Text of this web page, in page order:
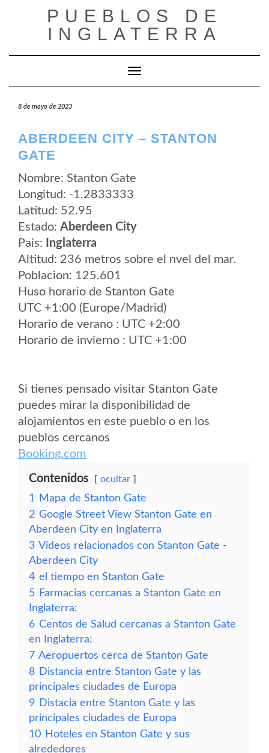
PUEBLOS DE
INGLATERRA
Cambiar modo de navegación
8 de mayo de 2023
ABERDEEN CITY – STANTON
GATE
Nombre: Stanton Gate
Longitud: -1.2833333
Latitud: 52.95
Estado: Aberdeen City
Pais:
Inglaterra
Altitud: 236 metros sobre el nvel del mar.
Poblacion: 125.601
Huso horario de Stanton Gate
UTC +1:00 (Europe/Madrid)
Horario de verano : UTC +2:00
Horario de invierno : UTC +1:00
Si tienes pensado visitar Stanton Gate
puedes mirar la disponibilidad de
alojamientos en este pueblo o en los
pueblos cercanos
Booking.com
Contenidos ocultar
1
Mapa de Stanton Gate
2 Google Street View Stanton Gate en
Aberdeen City en Inglaterra
3 Vídeos relacionados con Stanton Gate -
Aberdeen City
4 el tiempo en Stanton Gate
5 Farmacias cercanas a Stanton Gate en
Inglaterra:
6 Centos de Salud cercanas a Stanton Gate
en Inglaterra:
7 Aeropuertos cerca de Stanton Gate
8 Distancia entre Stanton Gate y las
principales ciudades de Europa
9 Distacia entre Stanton Gate y las
principales ciudades de Europa
10 Hoteles en Stanton Gate y sus
alrededores